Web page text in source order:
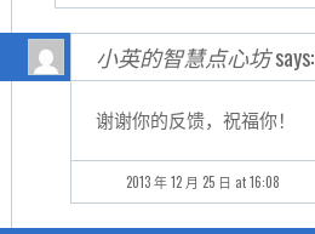
小英的智慧点心坊says:
谢谢你的反馈，祝福你！
2013 年 12 月 25 日 at 16:08